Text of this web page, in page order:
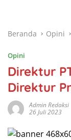
Beranda Opini
Opini
Direktur
Direktur
Admin Redaksi
26 Juli 2023